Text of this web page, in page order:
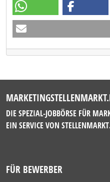
DIE SPEZIAL-JOBBÖRSE FÜR
EIN SERVICE VON
FÜR BEWERBER